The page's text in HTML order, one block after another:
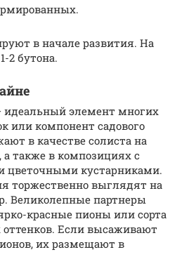
в начале развития. На
2 бутона.
элемент многих
или компонент садового
в качестве солиста на
а также в композициях с
цветочными кустарниками.
торжественно выглядят на
Великолепные партнеры
красные пионы или сорта
Если высаживают
их размещают в